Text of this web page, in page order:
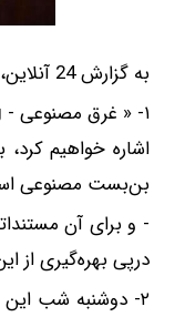
به گزارش 24 آنلاین، حسین شریعتمداری در روزنامه کیهان نوشت:
اشاره خواهیم
بن‌بست مصنوعی
- و برای آن
درپی بهره‌گیری از
۲- دوشنبه شب این